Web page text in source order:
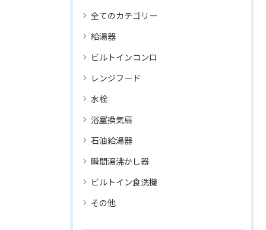
全てのカテゴリー
給湯器
ビルトインコンロ
レンジフード
水栓
浴室換気扇
石油給湯器
瞬間湯沸かし器
ビルトイン食洗機
その他